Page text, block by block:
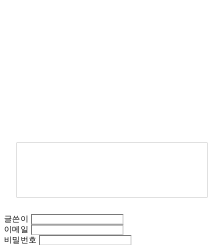
글쓴이
이메일
비밀번호